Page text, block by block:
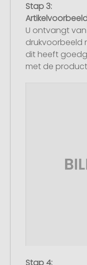
Stap 3:
U ontvangt
drukvoorbeeld
dit heeft
met de